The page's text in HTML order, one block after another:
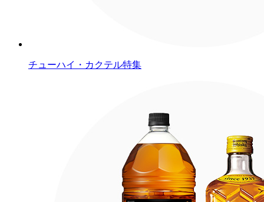
チューハイ・カクテル特集